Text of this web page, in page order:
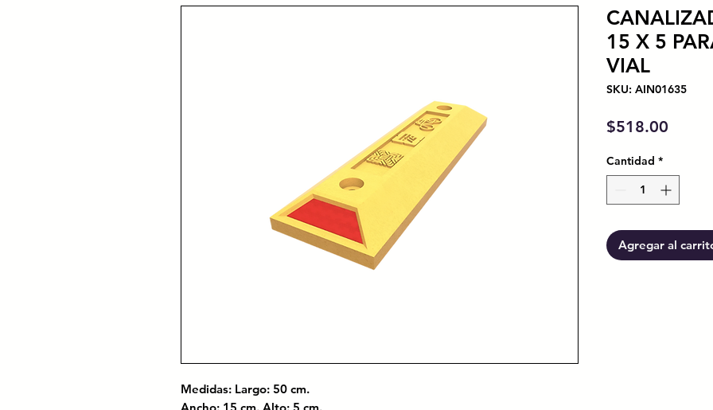
Medidas: Largo: 50 cm.
15 X 5
VIAL
SKU: AIN01635
$518.00
Cantidad *
Agregar al